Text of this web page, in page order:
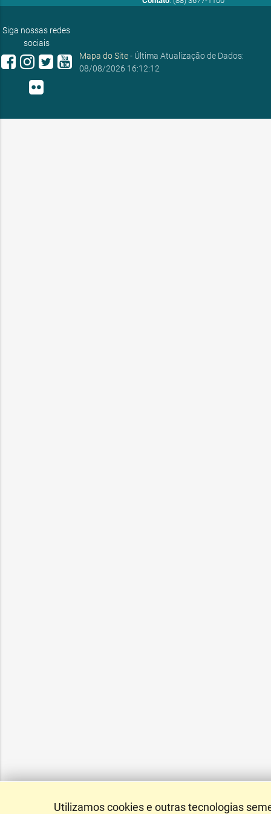
Siga nossas redes
sociais
Mapa do Site- Última Atualização de Dados:
08/08/2026 16:12:12
Utilizamos cookies e outras tecnologias